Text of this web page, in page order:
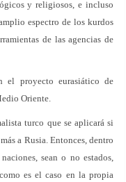
y religiosos, e incluso
espectro de los kurdos
de las agencias de
el proyecto eurasiático de
Oriente.
turco que se aplicará si
a Rusia. Entonces, dentro
sean o no estados,
es el caso en la propia